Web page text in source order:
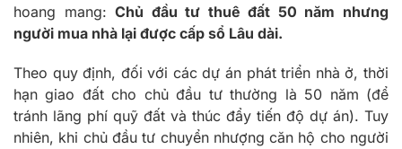
hoang mang:Chủ đầu tư thuê đất 50 năm nhưng
người mua nhà lại được cấp sổ Lâu dài.
Theo quy định, đối với các dự án phát triển nhà ở, thời
hạn giao đất cho chủ đầu tư thường là 50 năm (để
tránh lãng phí quỹ đất và thúc đẩy tiến độ dự án). Tuy
nhiên, khi chủ đầu tư chuyển nhượng căn hộ cho người